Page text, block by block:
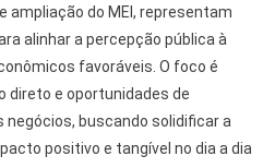
ampliação do MEI, representam
alinhar a percepção pública à
favoráveis. O foco é
direto e oportunidades de
buscando solidificar a
positivo e tangível no dia a dia